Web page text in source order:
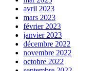
avril 2023
mars 2023
février 2023
janvier 2023
décembre 2022
novembre 2022
octobre 2022